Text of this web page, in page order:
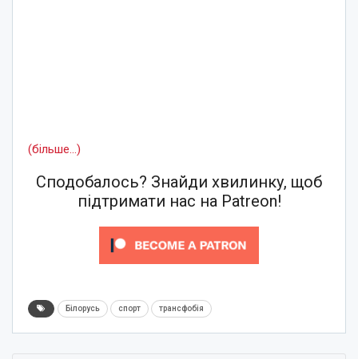
(більше…)
Сподобалось? Знайди хвилинку, щоб
підтримати нас на Patreon!
Білорусь спорт трансфобія